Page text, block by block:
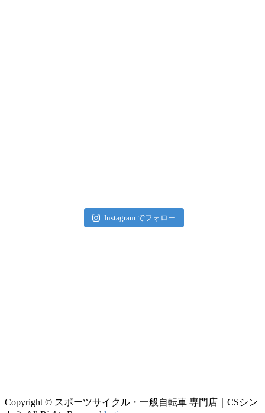
Instagram でフォロー
Copyright © スポーツサイクル・一般自転車 専門店｜CSシン